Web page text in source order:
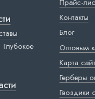
Глубокое
Прайс-
Контакты
Блог
Оптовым
Карта
Герберы
Гвоздики